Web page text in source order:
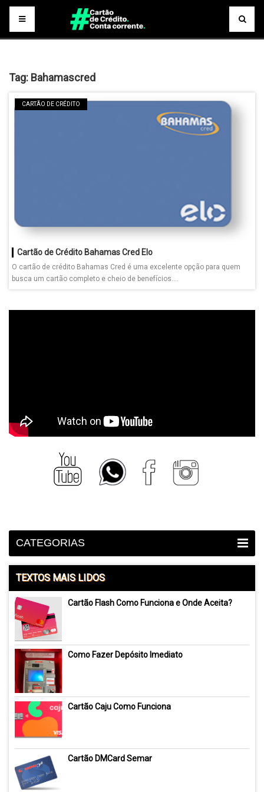
Tag: Bahamascred
CARTÃO DE CRÉDITO
Cartão de Crédito Bahamas Cred Elo
O cartão de crédito Bahamas Cred é uma excelente opção para quem
busca um cartão completo e cheio de benefícios....
CATEGORIAS
TEXTOS MAIS LIDOS
Cartão Flash Como Funciona e Onde Aceita?
Como Fazer Depósito Imediato
Cartão Caju Como Funciona
Cartão DMCard Semar